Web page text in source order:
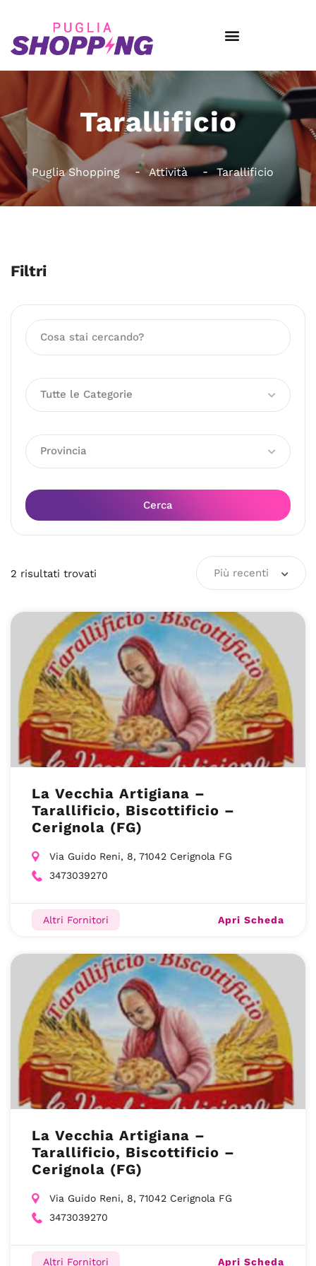
Tarallificio
Puglia Shopping Attività Tarallificio
Filtri
Tutte le Categorie
Provincia
Cerca
2 risultati trovati Più recenti
La Vecchia Artigiana –
Tarallificio, Biscottificio –
Cerignola (FG)
Via Guido Reni, 8, 71042 Cerignola FG
3473039270
Altri Fornitori Apri Scheda
La Vecchia Artigiana –
Tarallificio, Biscottificio –
Cerignola (FG)
Via Guido Reni, 8, 71042 Cerignola FG
3473039270
Altri Fornitori Apri Scheda